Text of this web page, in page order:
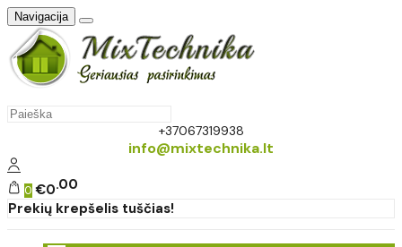
Navigacija
+37067319938
info@mixtechnika.lt
0 €0 00
Prekių krepšelis tuščias!